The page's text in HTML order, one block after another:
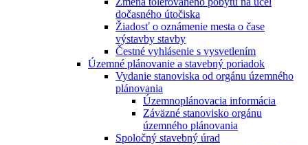
dočasného útočiska
Žiadosť o oznámenie mesta o čase
výstavby stavby
Čestné vyhlásenie s vysvetlením
Územné plánovanie a stavebný poriadok
Vydanie stanoviska od orgánu územného
plánovania
Územnoplánovacia informácia
Záväzné stanovisko orgánu
územného plánovania
Spoločný stavebný úrad